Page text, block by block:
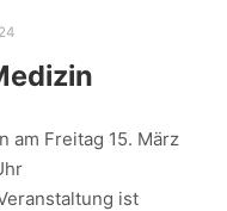
am Freitag 15. März
ist